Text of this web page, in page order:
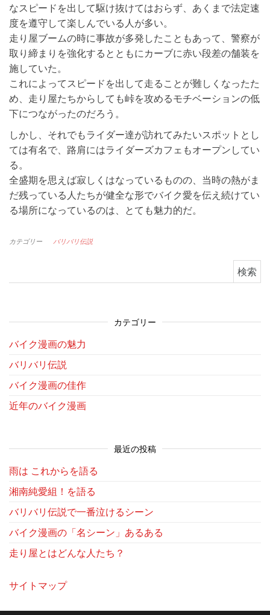
なスピードを出して駆け抜けてはおらず、あくまで法定速
度を遵守して楽しんでいる人が多い。
走り屋ブームの時に事故が多発したこともあって、警察が
取り締まりを強化するとともにカーブに赤い段差の舗装を
施していた。
これによってスピードを出して走ることが難しくなったた
め、走り屋たちからしても峠を攻めるモチベーションの低
下につながったのだろう。
しかし、それでもライダー達が訪れてみたいスポットとし
ては有名で、路肩にはライダーズカフェもオープンしてい
る。
全盛期を思えば寂しくはなっているものの、当時の熱がま
だ残っている人たちが健全な形でバイク愛を伝え続けてい
る場所になっているのは、とても魅力的だ。
カテゴリー バリバリ伝説
カテゴリー
バイク漫画の魅力
バリバリ伝説
バイク漫画の佳作
近年のバイク漫画
最近の投稿
雨は これからを語る
湘南純愛組！を語る
バリバリ伝説で一番泣けるシーン
バイク漫画の「名シーン」あるある
走り屋とはどんな人たち？
サイトマップ